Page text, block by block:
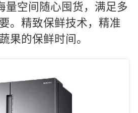
量空间随心囤货，满足多
。精致保鲜技术，精准
果的保鲜时间。